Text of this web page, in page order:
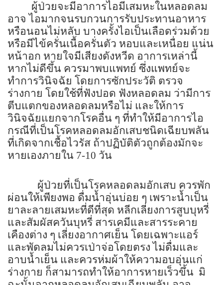
ผู้ป่วยจะมีอาการไอมีเสมหะในหลอดลม
อาจ ไอมากจนรบกวนการรับประทานอาหาร
หรือนอนไม่หลับ บางครั้งไอเป็นเลือดร่วมด้วย
หรือมีไข้ครั่นเนื้อครั่นตัว หอบและเหนื่อย แน่น
หน้าอก หายใจมีเสียงดังหวีด อาการเหล่านี้
หากไม่ดีขึ้น ควรมาพบแพทย์ ซึ่งแพทย์จะ
ทำการวินิจฉัย โดยการซักประวัติ ตรวจ
ร่างกาย โดยใช้ที่ฟังปอด ฟังหลอดลม ว่ามีการ
ตีบแตกของหลอดลมหรือไม่ และให้การ
วินิจฉัยแยกจากโรคอื่น ๆ ที่ทำให้มีอาการไอ
กรณีที่เป็นโรคหลอดลมอักเสบชนิดเฉียบพลัน
ที่เกิดจากเชื้อไวรัส ถ้าปฏิบัติตัวถูกต้องมักจะ
หายเองภายใน 7-10 วัน
ผู้ป่วยที่เป็นโรคหลอดลมอักเสบ ควรพัก
ผ่อนให้เพียงพอ ดื่มน้ำอุ่นบ่อย ๆ เพราะน้ำเป็น
ยาละลายเสมหะที่ดีที่สุด หลีกเลี่ยงการสูบบุหรี่
และสัมผัสควันบุหรี่ สารเคมีและสารระคาย
เคืองต่าง ๆ เลี่ยงอากาศเย็น โดยเฉพาะแอร์
และพัดลมไม่ควรเป่าจ่อโดยตรง ไม่ดื่มและ
อาบน้ำเย็น และควรห่มผ้าให้ความอบอุ่นแก่
ร่างกาย ก็สามารถทำให้อาการหายเร็วขึ้น มิ